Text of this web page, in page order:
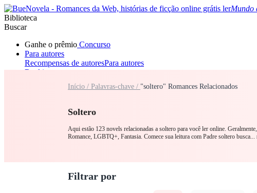
Mundo
Biblioteca
Buscar
Ganhe o prêmio Concurso
Para autores
Recompensas de autoresPara autores
Ranking
RomanceLobisomem
Início / Palavras-chave / "soltero" Romances Relacionados
Soltero
Aqui estão 123 novels relacionadas a soltero para você ler online.
Romance, LGBTQ+, Fantasia. Comece sua leitura com Padre soltero
Filtrar por